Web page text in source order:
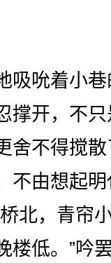
吮着小巷
撑开，不
舍不得搅
不由想起
北，青帘
楼低。”吟